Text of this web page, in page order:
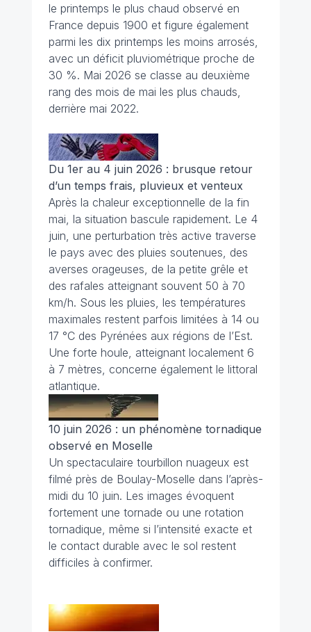
le printemps le plus chaud observé en
France depuis 1900 et figure également
parmi les dix printemps les moins arrosés,
avec un déficit pluviométrique proche de
30 %. Mai 2026 se classe au deuxième
rang des mois de mai les plus chauds,
derrière mai 2022.
Du 1er au 4 juin 2026 : brusque retour
d’un temps frais, pluvieux et venteux
Après la chaleur exceptionnelle de la fin
mai, la situation bascule rapidement. Le 4
juin, une perturbation très active traverse
le pays avec des pluies soutenues, des
averses orageuses, de la petite grêle et
des rafales atteignant souvent 50 à 70
km/h. Sous les pluies, les températures
maximales restent parfois limitées à 14 ou
17 °C des Pyrénées aux régions de l’Est.
Une forte houle, atteignant localement 6
à 7 mètres, concerne également le littoral
atlantique.
10 juin 2026 : un phénomène tornadique
observé en Moselle
Un spectaculaire tourbillon nuageux est
filmé près de Boulay-Moselle dans l’après-
midi du 10 juin. Les images évoquent
fortement une tornade ou une rotation
tornadique, même si l’intensité exacte et
le contact durable avec le sol restent
difficiles à confirmer.